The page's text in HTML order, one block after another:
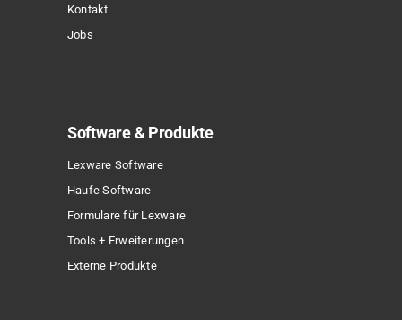
Kontakt
Jobs
Software & Produkte
Lexware Software
Haufe Software
Formulare für Lexware
Tools + Erweiterungen
Externe Produkte